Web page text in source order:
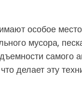
особое
мусора,
самого
делает эту